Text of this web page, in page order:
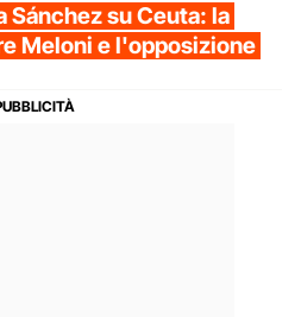
Sánchez su Ceuta: la
Meloni e l'opposizione